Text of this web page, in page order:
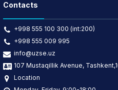
Contacts
+998 555 100 300 (int:200)
+998 555 009 995
info@uzse.uz
107 Mustaqillik Avenue,
Location